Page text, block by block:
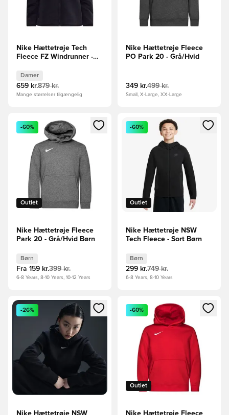
Nike Hættetrøje Tech
Fleece FZ Windrunner -
Damer
659 kr.879 kr.
Mange størrelser tilgængelig
Nike Hættetrøje Fleece
PO Park 20 - Grå/Hvid
349 kr.499 kr.
Small, X-Large, XX-Large
Åbner en Modal til at logge ind eller tilmelde dig som
Outlet
-60%
Nike Hættetrøje Fleece
Park 20 - Grå/Hvid Børn
Børn
Fra 159 kr.399 kr.
6-8 Years, 8-10 Years, 10-12 Years
Åbner en Modal til at logge
Outlet
-60%
Nike Hættetrøje NSW
Tech Fleece - Sort Børn
Børn
299 kr.749 kr.
6-8 Years, 8-10 Years
Åbner en Modal til at logge ind eller tilmelde dig som
-26%
Nike Hættetrøje NSW
Åbner en Modal til at logge
Outlet
-60%
Nike Hættetrøje Fleece